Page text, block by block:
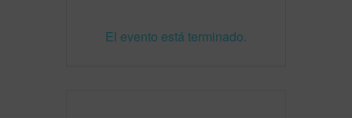
El evento está terminado.